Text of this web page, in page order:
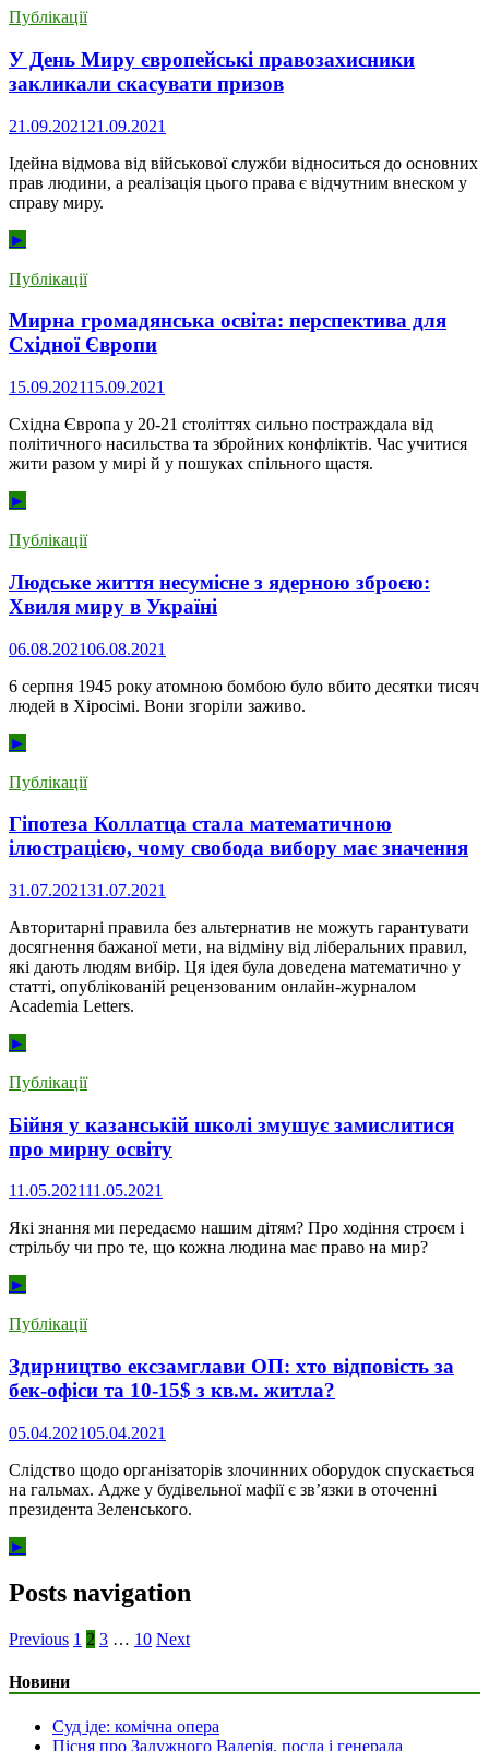
Публікації
У День Миру європейські правозахисники
закликали скасувати призов
21.09.2021 21.09.2021
Ідейна відмова від військової служби відноситься до основних
прав людини, а реалізація цього права є відчутним внеском у
справу миру.
►
Публікації
Мирна громадянська освіта: перспектива для
Східної Європи
15.09.202115.09.2021
Східна Європа у 20-21 століттях сильно постраждала від
політичного насильства та збройних конфліктів. Час учитися
жити разом у мирі й у пошуках спільного щастя.
►
Публікації
Людське життя несумісне з ядерною зброєю:
Хвиля миру в Україні
06.08.202106.08.2021
6 серпня 1945 року атомною бомбою було вбито десятки тисяч
людей в Хіросімі. Вони згоріли заживо.
►
Публікації
Гіпотеза Коллатца стала математичною
ілюстрацією, чому свобода вибору має значення
31.07.202131.07.2021
Авторитарні правила без альтернатив не можуть гарантувати
досягнення бажаної мети, на відміну від ліберальних правил,
які дають людям вибір. Ця ідея була доведена математично у
статті, опублікованій рецензованим онлайн-журналом
Academia Letters.
►
Публікації
Бійня у казанській школі змушує замислитися
про мирну освіту
11.05.202111.05.2021
Які знання ми передаємо нашим дітям? Про ходіння строєм і
стрільбу чи про те, що кожна людина має право на мир?
►
Публікації
Здирництво ексзамглави ОП: хто відповість за
бек-офіси та 10-15$ з кв.м. житла?
05.04.202105.04.2021
Слідство щодо організаторів злочинних оборудок спускається
на гальмах. Адже у будівельної мафії є зв’язки в оточенні
президента Зеленського.
►
Posts navigation
Previous 1 2 3 … 10 Next
Новини
Суд іде: комічна опера
Пісня про Залужного Валерія, посла і генерала